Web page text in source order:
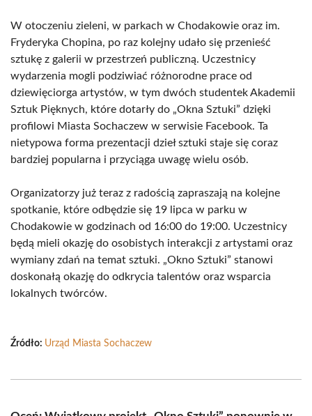
W otoczeniu zieleni, w parkach w Chodakowie oraz im.
Fryderyka Chopina, po raz kolejny udało się przenieść
sztukę z galerii w przestrzeń publiczną. Uczestnicy
wydarzenia mogli podziwiać różnorodne prace od
dziewięciorga artystów, w tym dwóch studentek Akademii
Sztuk Pięknych, które dotarły do „Okna Sztuki” dzięki
profilowi Miasta Sochaczew w serwisie Facebook. Ta
nietypowa forma prezentacji dzieł sztuki staje się coraz
bardziej popularna i przyciąga uwagę wielu osób.
Organizatorzy już teraz z radością zapraszają na kolejne
spotkanie, które odbędzie się 19 lipca w parku w
Chodakowie w godzinach od 16:00 do 19:00. Uczestnicy
będą mieli okazję do osobistych interakcji z artystami oraz
wymiany zdań na temat sztuki. „Okno Sztuki” stanowi
doskonałą okazję do odkrycia talentów oraz wsparcia
lokalnych twórców.
Źródło: Urząd Miasta Sochaczew